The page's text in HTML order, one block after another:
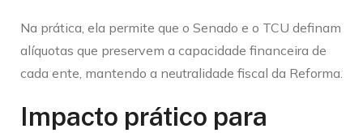
Na prática, ela permite que o Senado e o TCU definam
alíquotas que preservem a capacidade financeira de
cada ente, mantendo a neutralidade fiscal da Reforma.
Impacto prático para